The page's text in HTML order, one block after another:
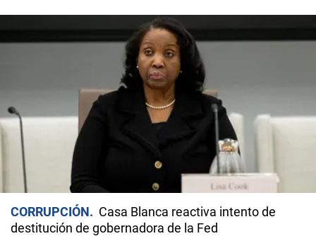
CORRUPCIÓN
Casa Blanca reactiva intento de
destitución de gobernadora de la Fed